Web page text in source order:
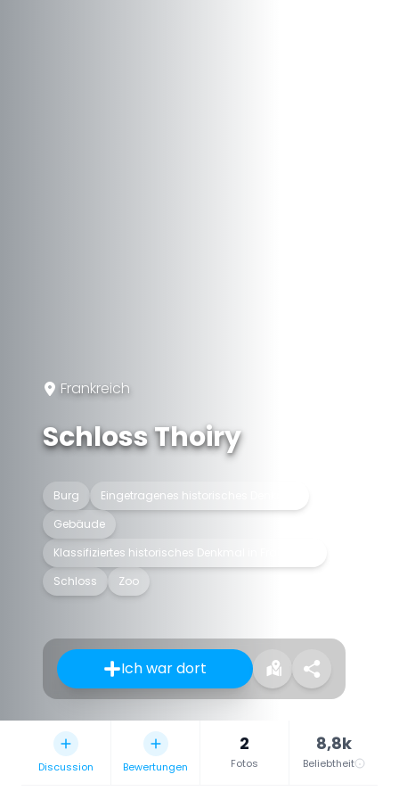
Frankreich
Schloss Thoiry
Burg
Eingetragenes historisches Denkmal
Gebäude
Klassifiziertes historisches Denkmal in Frankreich
Schloss
Zoo
Ich war dort
Discussion Bewertungen
2
Fotos
8,8k
Beliebtheit